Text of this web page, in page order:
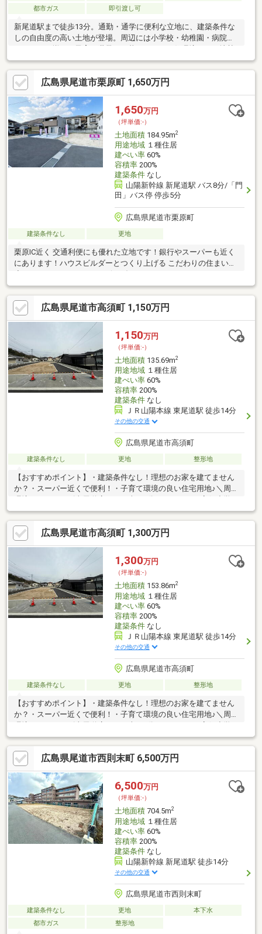
都市ガス
即引渡し可
新尾道駅まで徒歩13分。通勤・通学に便利な立地に、建築条件な
しの自由度の高い土地が登場。周辺には小学校・幼稚園・病院・
は平坦で、前面道路は幅約6.4mのゆとりある公道。お好きなハウ
スメーカーで理想の住まいを実現できます。上水道・都市ガスも
利用可能。静かな住宅地で、落ち着いた生活を始めたい方におす
すめの物件です。
広島県尾道市栗原町 1,650万円
1,650万円
（坪単価:-）
土地面積184.95m2
用途地域１種住居
建ぺい率60%
容積率200%
建築条件なし
山陽新幹線 新尾道駅 バス8分/「門
田」バス停 停歩5分
広島県尾道市栗原町
建築条件なし 更地
栗原IC近く 交通利便にも優れた立地です！銀行やスーパーも近く
にあります！ハウスビルダーとつくり上げる こだわりの住まい！
す。 ◇お客様の希望イメージをじっくりとヒアリングしてカ
タチにする「設計士のデザイン力・提案力」を生かしたプラン作
り！◇安心できる 耐震性・耐久性・断熱性に優れた住宅仕
様！ 事前予約で現地ご案内可能です。お
気軽にお問い合わせください。
広島県尾道市高須町 1,150万円
1,150万円
（坪単価:-）
土地面積135.69m2
用途地域１種住居
建ぺい率60%
容積率200%
建築条件なし
ＪＲ山陽本線 東尾道駅 徒歩14分
その他の交通
広島県尾道市高須町
建築条件なし 更地 整形地
【おすすめポイント】・建築条件なし！理想のお家を建てません
か？・スーパー近くで便利！・子育て環境の良い住宅用地♪＼周辺
校・・・徒歩22分（1300m）・高西中学校・・・徒歩15分
（850m）◇お問い合わせ方法◇【見学予約（無料）】のフォー
ムをご入力いただくか、084-999-8448までお気軽にお問い合わせ
ください！◇LINEをご登録いただくと24時間365日ご対応可能で
す◇⇒＠509ｄｐｙｐｘ登録して最新情報をゲット！！
広島県尾道市高須町 1,300万円
1,300万円
（坪単価:-）
土地面積153.86m2
用途地域１種住居
建ぺい率60%
容積率200%
建築条件なし
ＪＲ山陽本線 東尾道駅 徒歩14分
その他の交通
広島県尾道市高須町
建築条件なし 更地 整形地
【おすすめポイント】・建築条件なし！理想のお家を建てません
か？・スーパー近くで便利！・子育て環境の良い住宅用地♪＼周辺
環境／・ハローズ東尾道店・・・車で3分（1300m）・高須小学
校・・・徒歩22分（1300m）・高西中学校・・・徒歩15分
（850m）◇お問い合わせ方法◇【見学予約（無料）】のフォー
ムをご入力いただくか、084-999-8448までお気軽にお問い合わせ
ください！◇LINEをご登録いただくと24時間365日ご対応可能で
す◇⇒＠509ｄｐｙｐｘ登録して最新情報をゲット！！
広島県尾道市西則末町 6,500万円
6,500万円
（坪単価:-）
土地面積704.5m2
用途地域１種住居
建ぺい率60%
容積率200%
建築条件なし
山陽新幹線 新尾道駅 徒歩14分
その他の交通
広島県尾道市西則末町
建築条件なし 更地
本下水
都市ガス
整形地